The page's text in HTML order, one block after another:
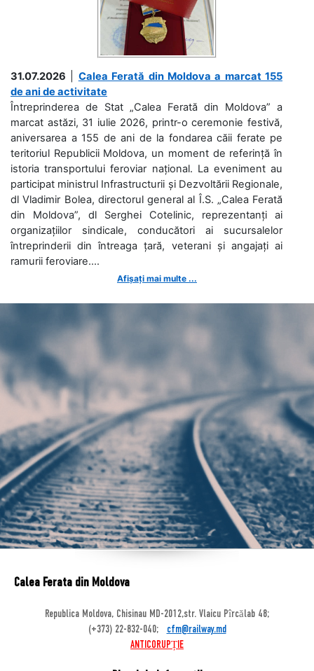
31.07.2026
Calea Ferată din Moldova a marcat 155
de ani de activitate
Întreprinderea de Stat „Calea Ferată din Moldova” a
marcat astăzi, 31 iulie 2026, printr-o ceremonie festivă,
aniversarea a 155 de ani de la fondarea căii ferate pe
teritoriul Republicii Moldova, un moment de referință în
istoria transportului feroviar național. La eveniment au
participat ministrul Infrastructurii și Dezvoltării Regionale,
dl Vladimir Bolea, directorul general al Î.S. „Calea Ferată
din Moldova”, dl Serghei Cotelinic, reprezentanți ai
organizațiilor sindicale, conducători ai sucursalelor
întreprinderii din întreaga țară, veterani și angajați ai
ramurii feroviare....
Afișați mai multe ...
Calea Ferata din Moldova
Republica Moldova, Chisinau MD-2012,str. Vlaicu Pîrcălab 48;
(+373) 22-832-040;
cfm@railway.md
ANTICORUPȚIE